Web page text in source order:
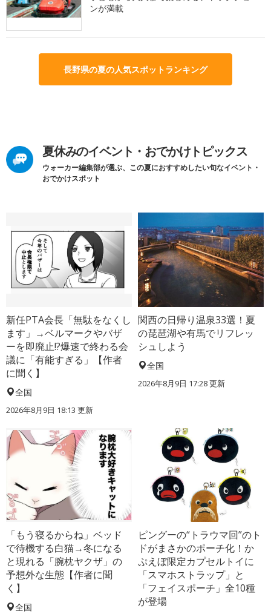
ンが満載
長野県の夏の人気スポットランキング
夏休みのイベント・おでかけトピックス
ウォーカー編集部が選ぶ、この夏におすすめしたい旬なイベント・
おでかけスポット
新任PTA会長「無駄をなくし
ます」→ベルマークやバザ
ーを即廃止!?爆速で終わる会
議に「有能すぎる」【作者
に聞く】
全国
2026年8月9日 18:13 更新
関西の日帰り温泉33選！夏
の琵琶湖や有馬でリフレッ
シュしよう
全国
2026年8月9日 17:28更新
「もう寝るからね」ベッド
で待機する白猫→冬になる
と現れる「腕枕ヤクザ」の
予想外な生態【作者に聞
く】
全国
ピングーの“トラウマ回”のト
ドがまさかのポーチ化！か
ぷえぼ限定カプセルトイに
「スマホストラップ」と
「フェイスポーチ」全10種
が登場